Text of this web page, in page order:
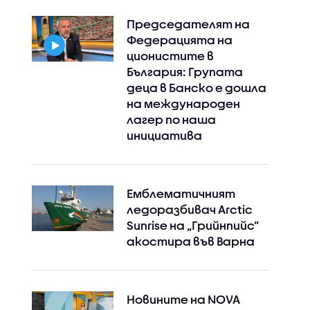
Председателят на
Федерацията на
ционистите в
България: Групата
деца в Банско е дошла
на международен
лагер по наша
инициатива
Емблематичният
ледоразбивач Arctic
Sunrise на „Грийнпийс”
акостира във Варна
Новините на NOVA